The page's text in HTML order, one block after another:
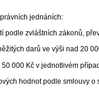
jednáních:
zvláštních zákonů,
darů ve výši nad 20
000 Kč v jednotlivém
hodnot podle smlouvy o